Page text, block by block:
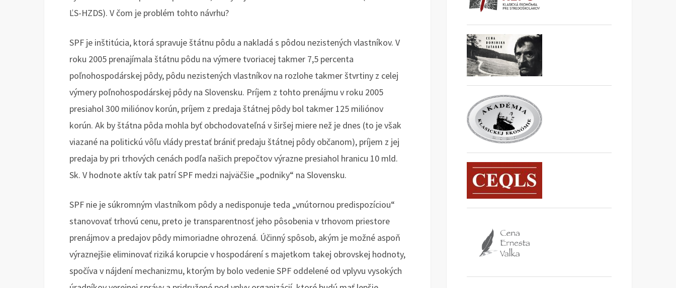
ĽS-HZDS). V čom je problém tohto návrhu?
SPF je inštitúcia, ktorá spravuje štátnu pôdu a nakladá s pôdou nezistených vlastníkov. V
roku 2005 prenajímala štátnu pôdu na výmere tvoriacej takmer 7,5 percenta
poľnohospodárskej pôdy, pôdu nezistených vlastníkov na rozlohe takmer štvrtiny z celej
výmery poľnohospodárskej pôdy na Slovensku. Príjem z tohto prenájmu v roku 2005
presiahol 300 miliónov korún, príjem z predaja štátnej pôdy bol takmer 125 miliónov
korún. Ak by štátna pôda mohla byť obchodovateľná v širšej miere než je dnes (to je však
viazané na politickú vôľu vlády prestať brániť predaju štátnej pôdy občanom), príjem z jej
predaja by pri trhových cenách podľa našich prepočtov výrazne presiahol hranicu 10 mld.
Sk. V hodnote aktív tak patrí SPF medzi najväčšie „podniky“ na Slovensku.
SPF nie je súkromným vlastníkom pôdy a nedisponuje teda „vnútornou predispozíciou“
stanovovať trhovú cenu, preto je transparentnosť jeho pôsobenia v trhovom priestore
prenájmov a predajov pôdy mimoriadne ohrozená. Účinný spôsob, akým je možné aspoň
výraznejšie eliminovať riziká korupcie v hospodárení s majetkom takej obrovskej hodnoty,
spočíva v nájdení mechanizmu, ktorým by bolo vedenie SPF oddelené od vplyvu vysokých